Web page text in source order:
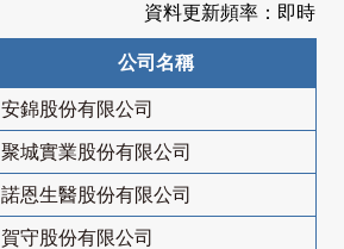
資料更新頻率：即時
公司名稱
安錦股份有限公司
聚城實業股份有限公司
諾恩生醫股份有限公司
賀守股份有限公司